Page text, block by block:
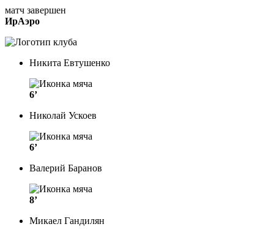
матч завершен
ИрАэро
Никита Евтушенко
6’
Николай Ускоев
6’
Валерий Баранов
8’
Микаел Гандилян